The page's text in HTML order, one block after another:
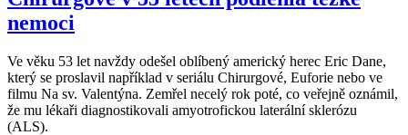
nemoci
Ve věku 53 let navždy odešel oblíbený americký herec Eric Dane,
který se proslavil například v seriálu Chirurgové, Euforie nebo ve
filmu Na sv. Valentýna. Zemřel necelý rok poté, co veřejně oznámil,
že mu lékaři diagnostikovali amyotrofickou laterální sklerózu
(ALS).